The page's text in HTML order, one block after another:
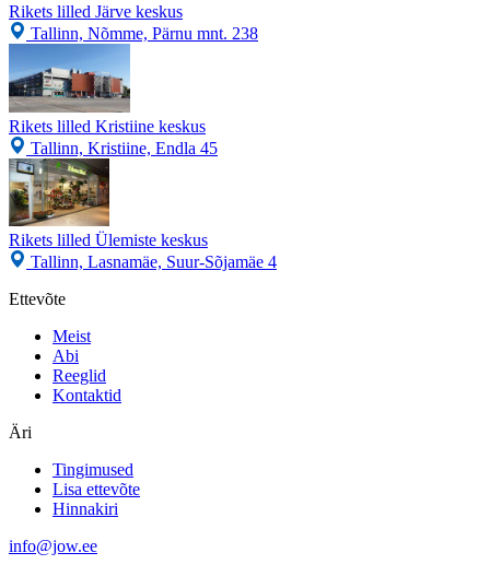
Rikets lilled Järve keskus
Tallinn, Nõmme, Pärnu mnt. 238
Rikets lilled Kristiine keskus
Tallinn, Kristiine, Endla 45
Rikets lilled Ülemiste keskus
Tallinn, Lasnamäe, Suur-Sõjamäe 4
Ettevõte
Meist
Abi
Reeglid
Kontaktid
Äri
Tingimused
Lisa ettevõte
Hinnakiri
info@jow.ee